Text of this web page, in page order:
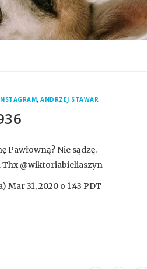
,ANDRZEJ STAWAR
Pawłowną? Nie sądzę.
@wiktoriabieliaszyn
31, 2020 o 1:43 PDT